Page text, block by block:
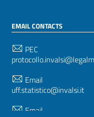
EMAIL CONTACTS
PEC
Email
uff.statistico@invalsi.it
Email